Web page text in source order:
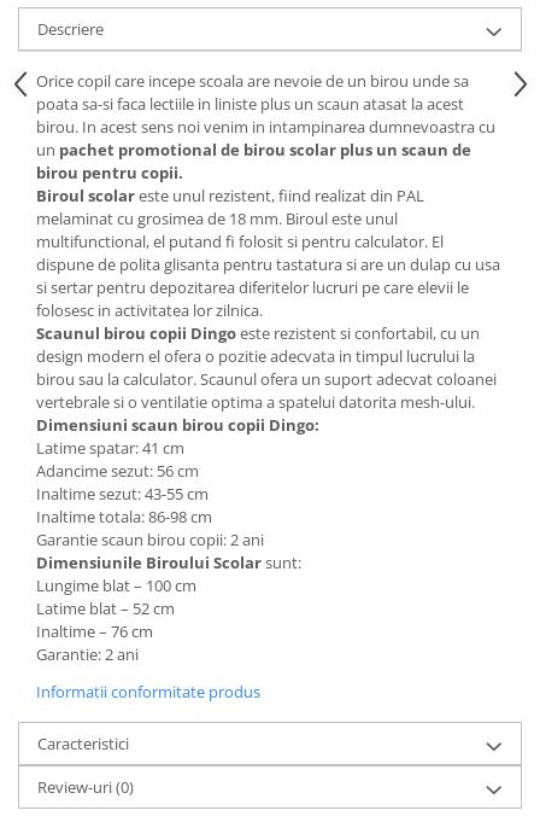
Mese gradinita
Set mese si scaune gradinita
Mobilier copii
Mobila camera copii
Scaune birou pentru copii
Saltele patuturi copii
Paturi copii
Masa si scaune gradinita
Seturi comode living si dormitor
Descriere
Orice copil care incepe scoala are nevoie de un birou unde sa
poata sa-si faca lectiile in liniste plus un scaun atasat la acest
birou. In acest sens noi venim in intampinarea dumnevoastra cu
un pachet promotional de birou scolar plus un scaun de
birou pentru copii.
Biroul scolareste unul rezistent, fiind realizat din PAL
melaminat cu grosimea de 18 mm. Biroul este unul
multifunctional, el putand fi folosit si pentru calculator. El
dispune de polita glisanta pentru tastatura si are un dulap cu usa
si sertar pentru depozitarea diferitelor lucruri pe care elevii le
folosesc in activitatea lor zilnica.
Scaunul birou copii Dingoeste rezistent si confortabil, cu un
design modern el ofera o pozitie adecvata in timpul lucrului la
birou sau la calculator. Scaunul ofera un suport adecvat coloanei
vertebrale si o ventilatie optima a spatelui datorita mesh-ului.
Dimensiuni scaun birou copii Dingo:
Latime spatar: 41 cm
Adancime sezut: 56 cm
Inaltime sezut: 43-55 cm
Inaltime totala: 86-98 cm
Garantie scaun birou copii: 2 ani
Dimensiunile Biroului Scolarsunt:
Lungime blat – 100 cm
Latime blat – 52 cm
Inaltime – 76 cm
Garantie: 2 ani
Informatii conformitate produs
Caracteristici
Review-uri(0)